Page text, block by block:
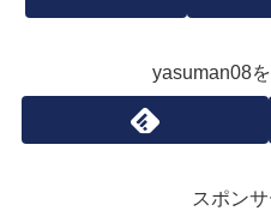
yasuman08
スポン